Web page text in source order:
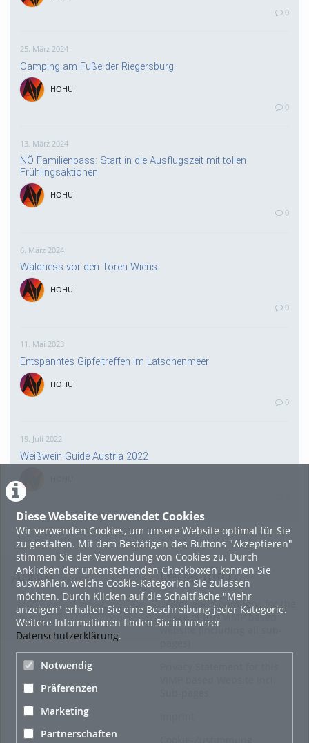
Diese Webseite verwendet Cookies
Wir verwenden Cookies, um unsere Website optimal für Sie
zu gestalten. Mit dem Bestätigen des Buttons "Akzeptieren"
stimmen Sie der Verwendung von Cookies zu. Durch
Anklicken der untenstehenden Checkboxen können Sie
auswählen, welche Cookie-Kategorien Sie zulassen
möchten. Durch Klicken auf die Schaltfläche "Mehr
anzeigen" erhalten Sie eine Beschreibung jeder Kategorie.
Weitere Informationen finden Sie in unserer
Datenschutzerklärung.
Notwendig
Präferenzen
Marketing
Partnerschaften
0
25. März 2024
Camping am Fuße der Riegersburg
HOHU
0
13. März 2024
NÖ Familienpass: Start in die Ausflugszeit mit tollen
Frühlingsaktionen
HOHU
0
6. März 2024
Waldness vor den Toren Wiens
HOHU
0
11. Mai 2023
Entspanntes Gipfeltreffen im Latschenmeer
HOHU
0
19. Juli 2022
Weißwein Guide Austria 2022
16. Mai 2022
neuer Test-Newsbeitrag
HOHU
9. Mai 2022
¨Haager Lies reloaded“ - der neue Top-Radweg in OÖ
verbindet
About Legal Info
Terms and Conditions for the
Usage of this ViMP based
website (including all sub-